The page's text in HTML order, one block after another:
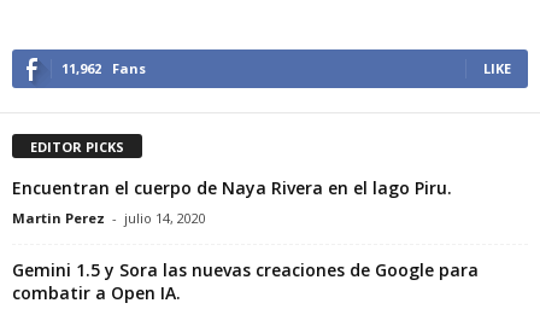
11,962 Fans LIKE
EDITOR PICKS
Encuentran el cuerpo de Naya Rivera en el lago Piru.
Martin Perez - julio 14, 2020
Gemini 1.5 y Sora las nuevas creaciones de Google para
combatir a Open IA.